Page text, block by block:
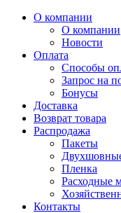
О компании
О компании
Новости
Оплата
Способы
Запрос на
Бонусы
Доставка
Возврат товара
Распродажа
Пакеты
Пленка
Расходные
Контакты